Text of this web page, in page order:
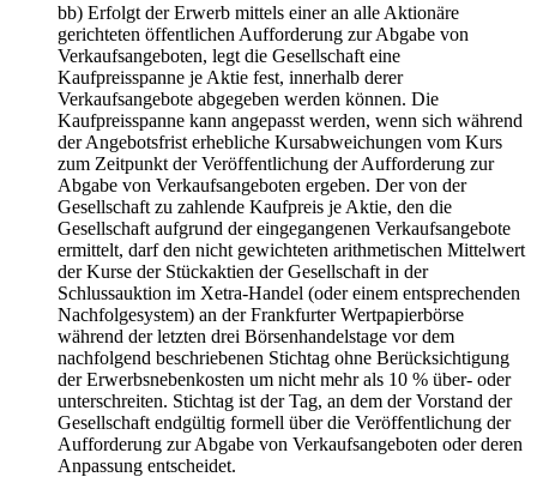
bb) Erfolgt der Erwerb mittels einer an alle Aktionäre
gerichteten öffentlichen Aufforderung zur Abgabe von
Verkaufsangeboten, legt die Gesellschaft eine
Kaufpreisspanne je Aktie fest, innerhalb derer
Verkaufsangebote abgegeben werden können. Die
Kaufpreisspanne kann angepasst werden, wenn sich während
der Angebotsfrist erhebliche Kursabweichungen vom Kurs
zum Zeitpunkt der Veröffentlichung der Aufforderung zur
Abgabe von Verkaufsangeboten ergeben. Der von der
Gesellschaft zu zahlende Kaufpreis je Aktie, den die
Gesellschaft aufgrund der eingegangenen Verkaufsangebote
ermittelt, darf den nicht gewichteten arithmetischen Mittelwert
der Kurse der Stückaktien der Gesellschaft in der
Schlussauktion im Xetra-Handel (oder einem entsprechenden
Nachfolgesystem) an der Frankfurter Wertpapierbörse
während der letzten drei Börsenhandelstage vor dem
nachfolgend beschriebenen Stichtag ohne Berücksichtigung
der Erwerbsnebenkosten um nicht mehr als 10 % über- oder
unterschreiten. Stichtag ist der Tag, an dem der Vorstand der
Gesellschaft endgültig formell über die Veröffentlichung der
Aufforderung zur Abgabe von Verkaufsangeboten oder deren
Anpassung entscheidet.